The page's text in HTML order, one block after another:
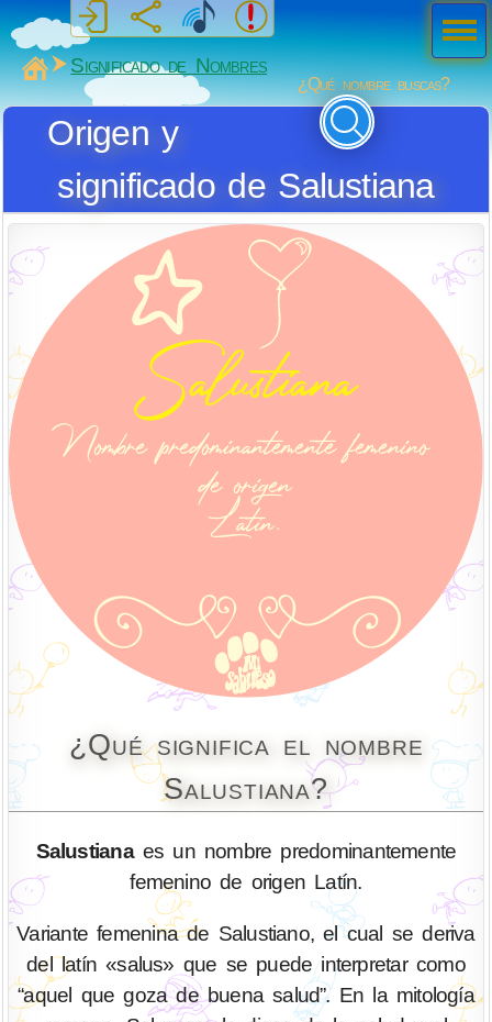
MiSabueso
Significado de Nombres
¿Qué nombre buscas?
Origen y
significado de Salustiana
¿Qué significa el nombre
Salustiana?
Salustianaes un nombre predominantemente
femenino de origen Latín.
Variante femenina de Salustiano, el cual se deriva
del latín «salus» que se puede interpretar como
“aquel que goza de buena salud”. En la mitología
Men
ú